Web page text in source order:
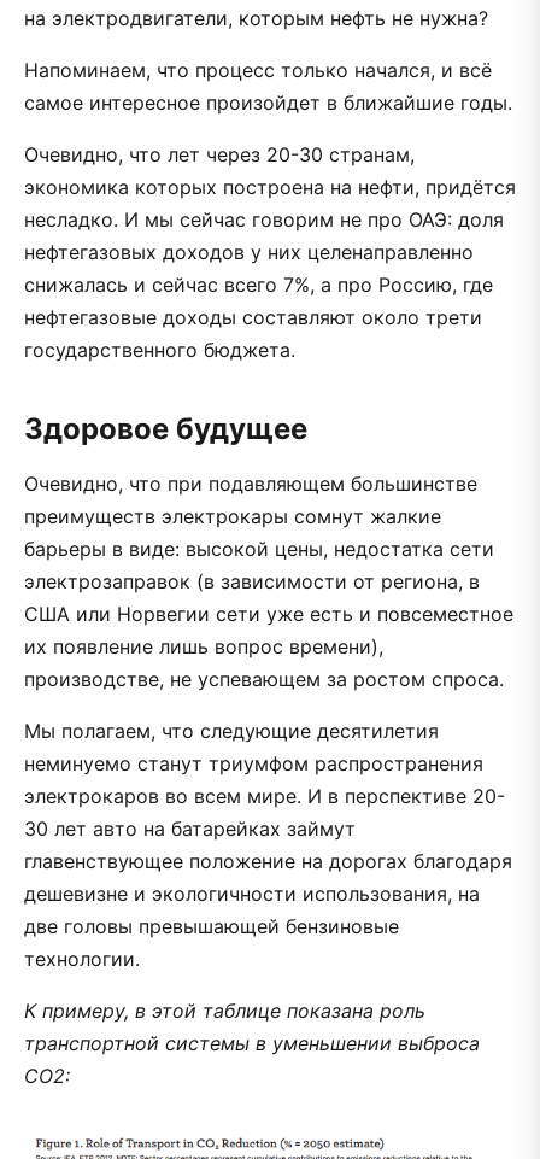
на электродвигатели, которым нефть не нужна?
Напоминаем, что процесс только начался, и всё
самое интересное произойдет в ближайшие годы.
Очевидно, что лет через 20-30 странам,
экономика которых построена на нефти, придётся
несладко. И мы сейчас говорим не про ОАЭ: доля
нефтегазовых доходов у них целенаправленно
снижалась и сейчас всего 7%, а про Россию, где
нефтегазовые доходы составляют около трети
государственного бюджета.
Здоровое будущее
Очевидно, что при подавляющем большинстве
преимуществ электрокары сомнут жалкие
барьеры в виде: высокой цены, недостатка сети
электрозаправок (в зависимости от региона, в
США или Норвегии сети уже есть и повсеместное
их появление лишь вопрос времени),
производстве, не успевающем за ростом спроса.
Мы полагаем, что следующие десятилетия
неминуемо станут триумфом распространения
электрокаров во всем мире. И в перспективе 20-
30 лет авто на батарейках займут
главенствующее положение на дорогах благодаря
дешевизне и экологичности использования, на
две головы превышающей бензиновые
технологии.
К примеру, в этой таблице показана роль
транспортной системы в уменьшении выброса
CO2: